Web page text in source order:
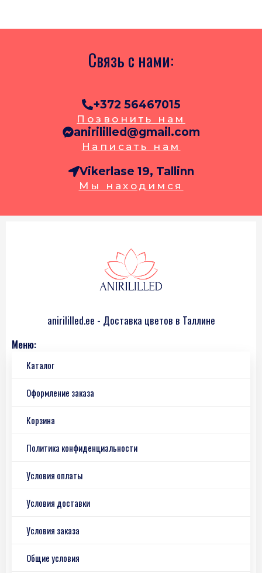
Связь с нами:
+372 56467015
Позвонить нам
anirililled@gmail.com
Написать нам
Vikerlase 19, Tallinn
Мы находимся
anirililled.ee - Доставка цветов в Таллине
Меню:
Каталог
Оформление заказа
Корзина
Политика конфиденциальности
Условия оплаты
Условия доставки
Условия заказа
Общие условия